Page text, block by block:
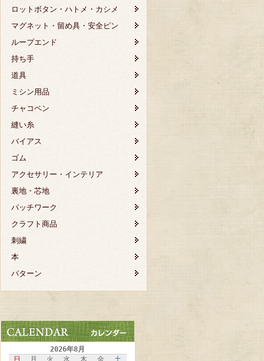
ロットボタン・ハトメ・カシメ
マグネット・留め具・安全ピン
ループエンド
持ち手
道具
ミシン用品
チャコペン
縫い糸
バイアス
ゴム
アクセサリー・インテリア
裏地・芯地
パッチワーク
クラフト商品
刺繍
本
パターン